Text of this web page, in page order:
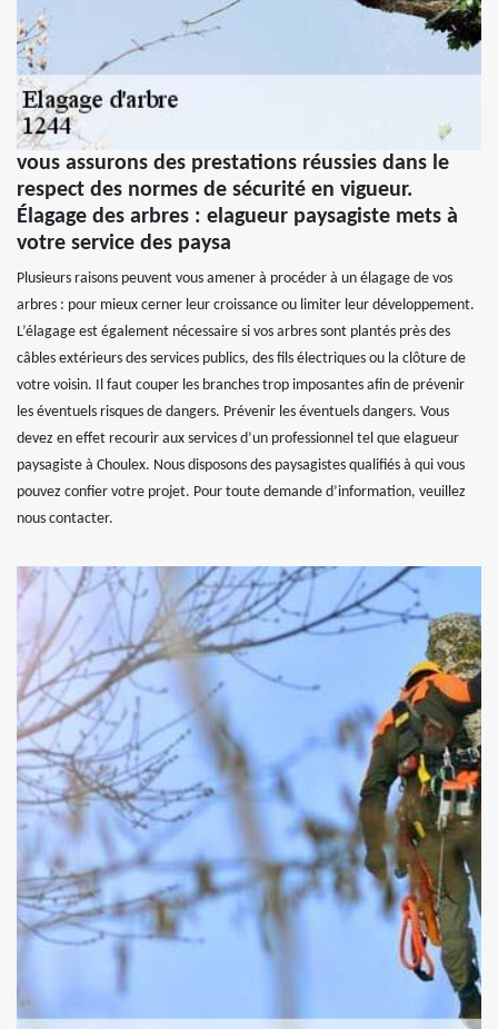
vous assurons des prestations réussies dans le
respect des normes de sécurité en vigueur.
Élagage des arbres : elagueur paysagiste mets à
votre service des paysa
Plusieurs raisons peuvent vous amener à procéder à un élagage de vos
arbres : pour mieux cerner leur croissance ou limiter leur développement.
L’élagage est également nécessaire si vos arbres sont plantés près des
câbles extérieurs des services publics, des fils électriques ou la clôture de
votre voisin. Il faut couper les branches trop imposantes afin de prévenir
les éventuels risques de dangers. Prévenir les éventuels dangers. Vous
devez en effet recourir aux services d’un professionnel tel que elagueur
paysagiste à Choulex. Nous disposons des paysagistes qualifiés à qui vous
pouvez confier votre projet. Pour toute demande d’information, veuillez
nous contacter.